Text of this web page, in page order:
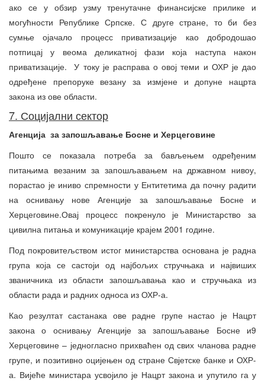
ако се у обзир узму тренутачне финансијске прилике и
могућности Републике Српске. С друге стране, то би без
сумње ојачало процесс приватизације као добродошао
потпицај у веома деликатној фази која наступа након
приватизације. У току је расправа о овој теми и ОХР је дао
одређене препоруке везану за измјене и допуне нацрта
закона из ове области.
7. Социјални сектор
Агенција за запошљавање Босне и Херцеговине
Пошто се показала потреба за бављењем одређеним
питањима везаним за запошљавањем на државном нивоу,
порастао је иниво спремности у Ентитетима да почну радити
на оснивању нове Агенције за запошљавање Босне и
Херцеговине.Овај процесс покренуло је Министарство за
цивилна питања и комуникације крајем 2001 године.
Под покровитељством истог министарства основана је радна
група која се састоји од најбољих стручњака и највиших
званичника из области запошљавања као и стручњака из
области рада и радних односа из ОХР-а.
Као резултат састанака ове радне групе настао је Нацрт
закона о оснивању Агенције за запошљавање Босне и9
Херцеговине – једногласно прихваћен од свих чланова радне
групе, и позитивно оцијењен од стране Свјетске банке и ОХР-
а. Вијеће министара усвојило је Нацрт закона и упутило га у